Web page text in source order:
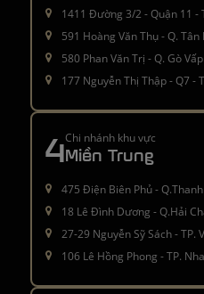
1411 Đường 3/2 - Quận 11 -
591 Hoàng Văn Thụ - Q. Tân
580 Phan Văn Trị - Q. Gò
177 Nguyễn Thị Thập - Q7 -
4Chi nhánh khu vực
Miền Trung
475 Điện Biên Phủ -
18 Lê Đình Dương - Q.Hải
27-29 Nguyễn Sỹ Sách - TP.
106 Lê Hồng Phong - TP.